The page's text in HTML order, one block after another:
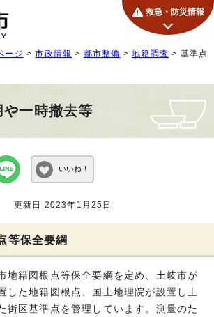
救急・防災情報
ージ >市政情報 > 都市整備 >地籍調査 > 基準点
一時撤去等
いいね！
更新日 2023年1月25日
等保全要綱
地籍図根点等保全要綱を定め、土岐市が
した地籍図根点、国土地理院が設置し土
街区基準点を管理しています。測量のた